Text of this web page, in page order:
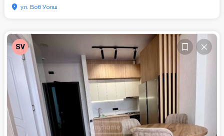
ул. Боб Уолш
SV